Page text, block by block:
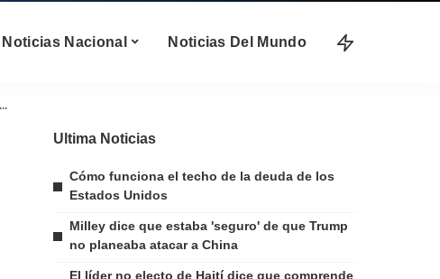
Noticias Nacional Noticias Del Mundo
Ultima Noticias
Cómo funciona el techo de la deuda de los
Estados Unidos
Milley dice que estaba 'seguro' de que Trump
no planeaba atacar a China
El líder no electo de Haití dice que comprende